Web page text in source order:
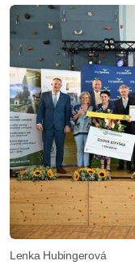
Lenka Hubingerová